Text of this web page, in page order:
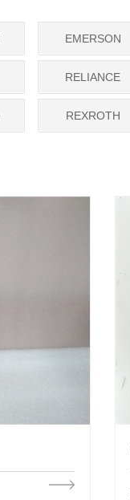
EMERSON
RELIANCE
REXROTH